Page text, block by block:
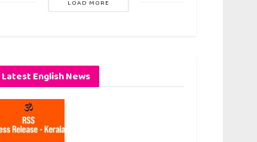
LOAD MORE
Latest English News